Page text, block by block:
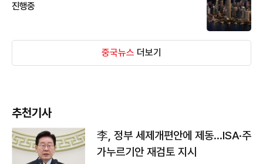
진행중
중국뉴스 더보기
추천기사
李, 정부 세제개편안에 제동…ISA·주
가누르기안 재검토 지시